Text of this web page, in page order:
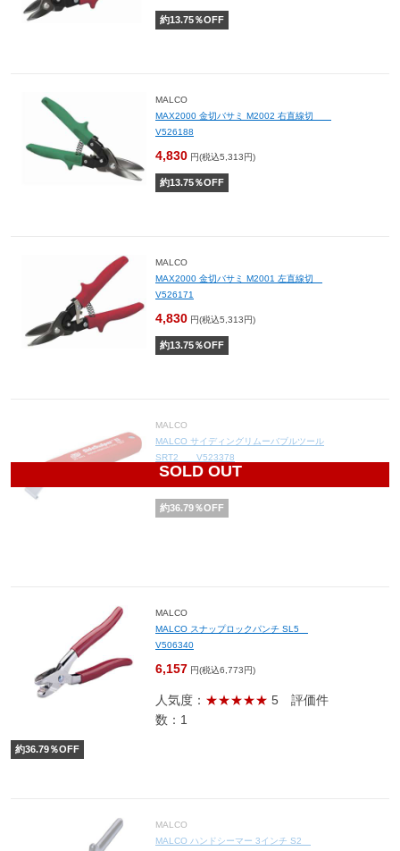
約13.75％OFF
MALCO
MAX2000 金切バサミ M2002 右直線切
V526188
4,830 円(税込5,313円)
約13.75％OFF
MALCO
MAX2000 金切バサミ M2001 左直線切
V526171
4,830 円(税込5,313円)
約13.75％OFF
SOLD OUT
MALCO
MALCO サイディングリムーバブルツール
SRT2 V523378
2,124
約36.79％OFF
MALCO
MALCO スナップロックパンチ SL5
V506340
6,157 円(税込6,773円)
人気度： ★★★★★ 5 評価件
数：1
約36.79％OFF
MALCO
MALCO ハンドシーマー 3インチ S2